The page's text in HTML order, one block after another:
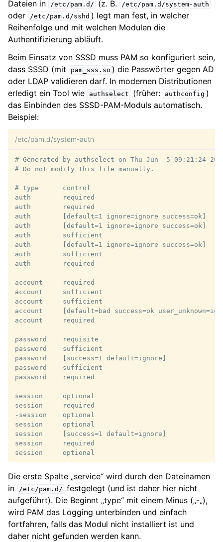
Dateien in
/etc/pam.d/ (z. B. /etc/pam.d/system-auth
oder /etc/pam.d/sshd ) legt man fest, in welcher
Reihenfolge und mit welchen Modulen die
Authentifizierung abläuft.
Beim Einsatz von SSSD muss PAM so konfiguriert sein,
dass SSSD (mit
pam_sss.so ) die Passwörter gegen AD
oder LDAP validieren darf. In modernen Distributionen
erledigt ein Tool wie
authselect (früher: authconfig )
das Einbinden des SSSD-PAM-Moduls automatisch.
Beispiel:
/etc/pam.d/system-auth
# Generated by authselect on Thu Jun  5 09:21:24
# Do not modify this file manually.
# type      control
auth        required
auth        required
auth        [default=1 ignore=ignore success=ok]
auth        [default=1 ignore=ignore success=ok]
auth        sufficient
auth        [default=1 ignore=ignore success=ok]
auth        sufficient
auth        required
account     required
account     sufficient
account     sufficient
account     [default=bad success=ok
account     required
password    requisite
password    sufficient
password    [success=1 default=ignore]
password    sufficient
password    required
session     optional
session     required
-session    optional
session     optional
session     [success=1 default=ignore]
session     required
Die erste Spalte „service“ wird durch den Dateinamen
in
/etc/pam.d/ festgelegt (und ist daher hier nicht
aufgeführt). Die Beginnt „type“ mit einem Minus („-„),
wird PAM das Logging unterbinden und einfach
fortfahren, falls das Modul nicht installiert ist und
daher nicht gefunden werden kann.